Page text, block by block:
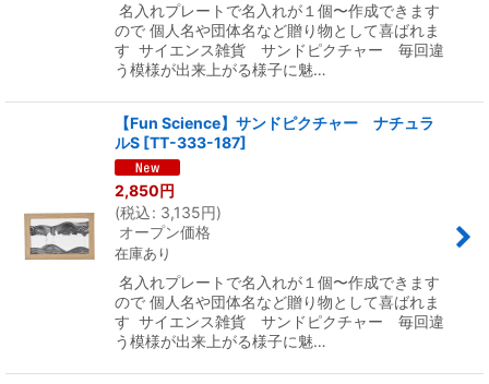
名入れプレートで名入れが１個〜作成できます
ので 個人名や団体名など贈り物として喜ばれま
す サイエンス雑貨 サンドピクチャー 毎回違
う模様が出来上がる様子に魅…
【Fun Science】サンドピクチャー ナチュラ
ルS [TT-333-187]
2,850円
(税込: 3,135円)
オープン価格
在庫あり
名入れプレートで名入れが１個〜作成できます
ので 個人名や団体名など贈り物として喜ばれま
す サイエンス雑貨 サンドピクチャー 毎回違
う模様が出来上がる様子に魅…